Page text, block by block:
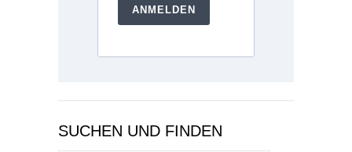
ANMELDEN
SUCHEN UND FINDEN